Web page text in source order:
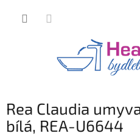
Rea Claudia
bílá, REA-U6644